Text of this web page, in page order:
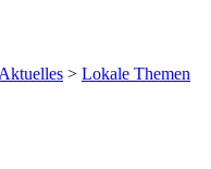
Aktuelles > Lokale Themen